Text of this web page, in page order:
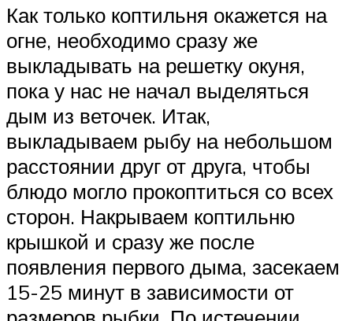
Как только коптильня окажется на
огне, необходимо сразу же
выкладывать на решетку окуня,
пока у нас не начал выделяться
дым из веточек. Итак,
выкладываем рыбу на небольшом
расстоянии друг от друга, чтобы
блюдо могло прокоптиться со всех
сторон. Накрываем коптильню
крышкой и сразу же после
появления первого дыма, засекаем
15-25 минут в зависимости от